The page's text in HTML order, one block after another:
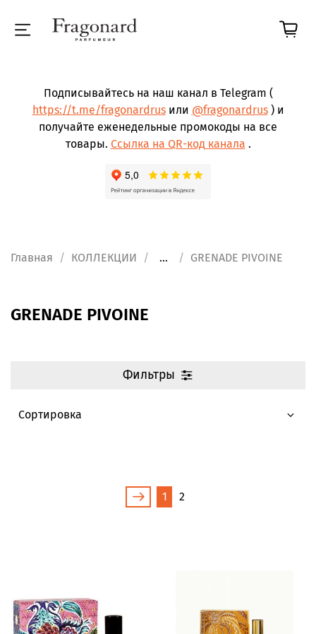
Подписывайтесь на наш канал в Telegram (
https://t.me/fragonardrusили @fragonardrus) и
получайте еженедельные промокоды на все
товары. Ссылка на QR-код канала .
Главная КОЛЛЕКЦИИ ... GRENADE PIVOINE
GRENADE PIVOINE
Фильтры
1 2